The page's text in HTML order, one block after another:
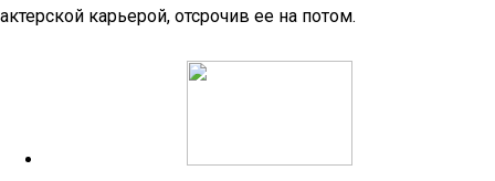
актерской карьерой, отсрочив ее на потом.